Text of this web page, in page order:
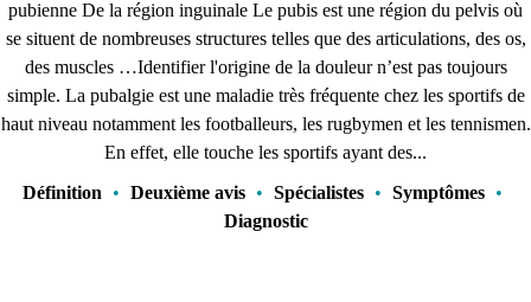
pubienne De la région inguinale Le pubis est une région du pelvis où
se situent de nombreuses structures telles que des articulations, des os,
des muscles …Identifier l'origine de la douleur n’est pas toujours
simple. La pubalgie est une maladie très fréquente chez les sportifs de
haut niveau notamment les footballeurs, les rugbymen et les tennismen.
En effet, elle touche les sportifs ayant des...
Définition
• Deuxième avis • Spécialistes • Symptômes •
Diagnostic